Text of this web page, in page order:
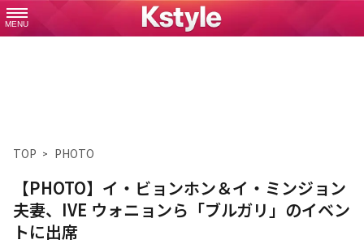
MENU
TOP PHOTO
【PHOTO】イ・ビョンホン＆イ・ミンジョン
夫妻、IVE ウォニョンら「ブルガリ」のイベン
トに出席